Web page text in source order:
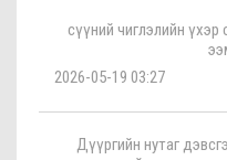
сүүний чиглэлийн үхэр
2026-05-19 03:27
Дүүргийн нутаг